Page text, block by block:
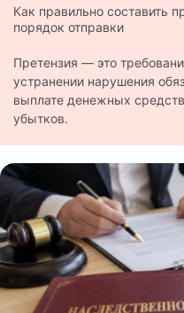
Как правильно составить
порядок отправки
Претензия — это
устранении нарушения
выплате денежных
убытков.